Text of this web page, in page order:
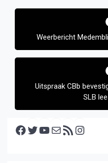
Bericht
Weerbericht
Uitspraak CBb
SLB
Facebook Twitter YouTube E-mail RSS feed